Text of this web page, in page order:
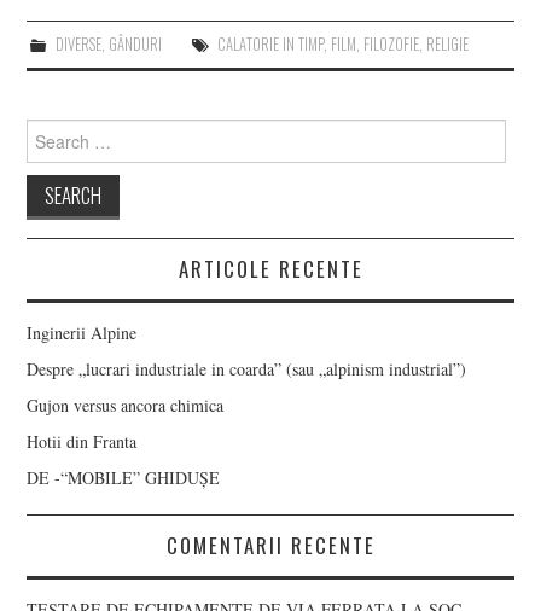
DIVERSE, GÂNDURI CALATORIE IN TIMP, FILM FILOZOFIE, RELIGIE
for:
ARTICOLE RECENTE
Inginerii Alpine
Despre „lucrari industriale in coarda” (sau „alpinism industrial”)
Gujon versus ancora chimica
Hotii din Franta
DE -“MOBILE” GHIDUȘE
COMENTARII RECENTE